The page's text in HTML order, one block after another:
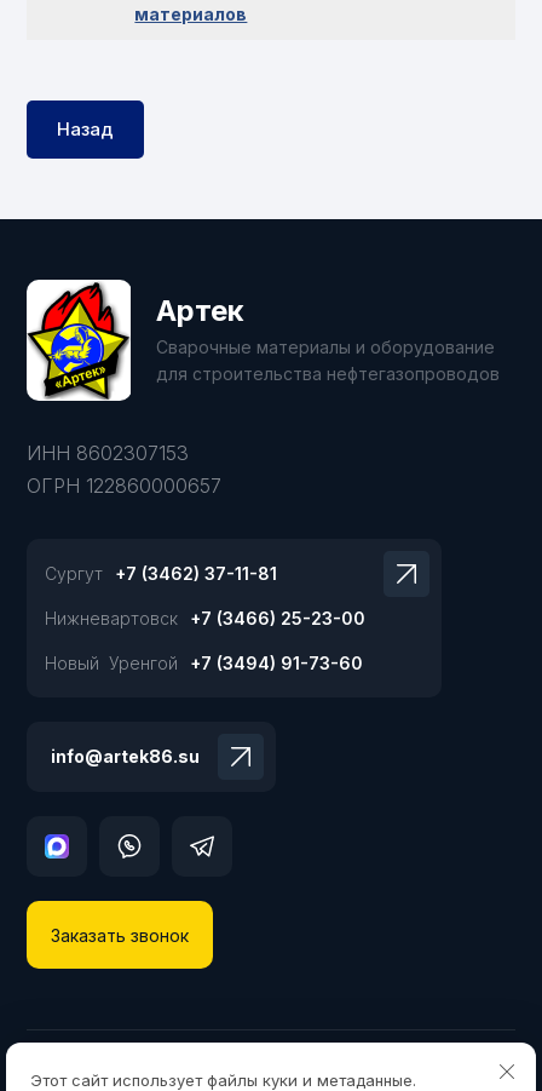
материалов
Назад
Артек
Сварочные материалы и оборудование
для строительства нефтегазопроводов
ИНН 8602307153
ОГРН 122860000657
Сургут +7 (3462) 37-11-81
Нижневартовск +7 (3466) 25-23-00
Новый Уренгой +7 (3494) 91-73-60
info@artek86.su
Заказать звонок
Политика конфиденциальности
Этот сайт использует файлы куки и метаданные.